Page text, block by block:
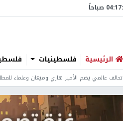
الرئيسية فلسطينيات
تحالف عالمي يضم الأمير هاري وميغان وعلماء